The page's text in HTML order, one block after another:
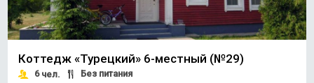
Коттедж «Турецкий» 6-местный (№29)
6чел.
Без питания